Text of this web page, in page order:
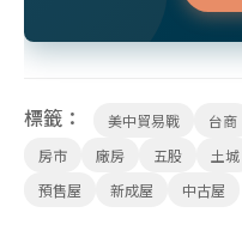
標籤： 美中貿易戰 台商
房市
廠房 五股 土城
預售屋
新成屋 中古屋